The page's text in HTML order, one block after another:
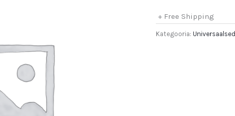
+ Free Shipping
Kategooria: Universaalsed